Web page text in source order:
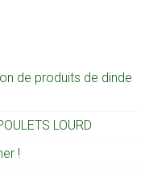
de produits de dinde
LOURD
!